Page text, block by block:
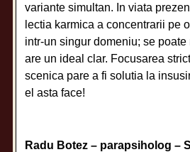
variante simultan. In viata
lectia karmica a concentrarii pe
intr-un singur domeniu; se
are un ideal clar. Focusarea
scenica pare a fi solutia la
el asta face!
Radu Botez – parapsiholog –